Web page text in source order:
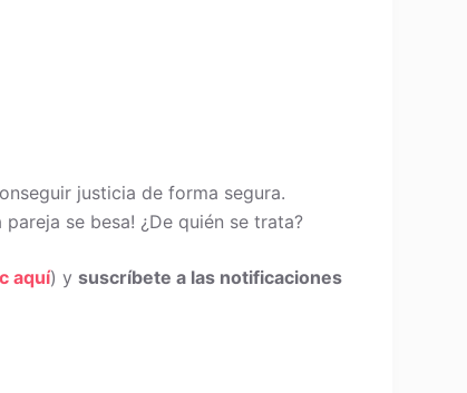
justicia de forma segura.
se besa! ¿De quién se trata?
aquí) ysuscríbete a las notificaciones